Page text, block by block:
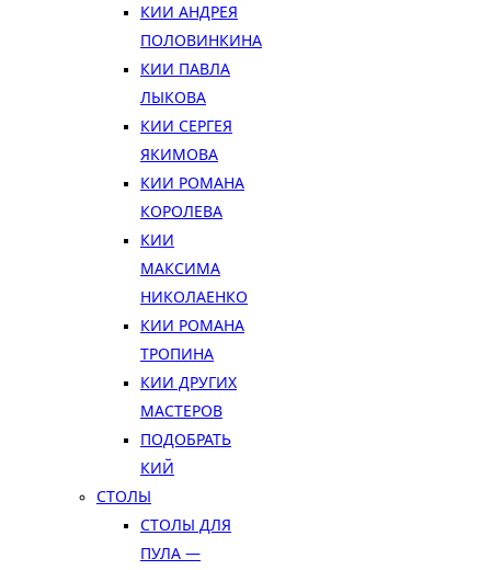
КИИ АНДРЕЯ
ПОЛОВИНКИНА
КИИ ПАВЛА
ЛЫКОВА
КИИ СЕРГЕЯ
ЯКИМОВА
КИИ РОМАНА
КОРОЛЕВА
КИИ
МАКСИМА
НИКОЛАЕНКО
КИИ РОМАНА
ТРОПИНА
КИИ ДРУГИХ
МАСТЕРОВ
ПОДОБРАТЬ
КИЙ
СТОЛЫ
СТОЛЫ ДЛЯ
ПУЛА —